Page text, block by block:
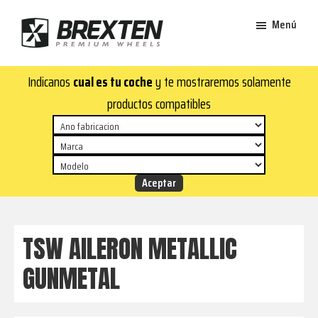
contenido
principal
de
página
Brexten
aluminio
premium
¡En
Brexten.com
encontrarás
aluminio
top!
y
estilo
para
Menú
Indicanos cual es tu cochey te mostraremos solamente
productos compatibles
TSW AILERON METALLIC
GUNMETAL